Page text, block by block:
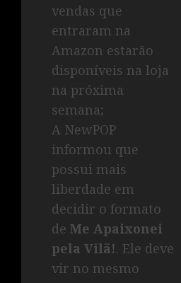
vendas que
entraram na
Amazon estarão
disponíveis na loja
na próxima
semana;
A NewPOP
informou que
possui mais
liberdade em
decidir o formato
de Me Apaixonei
pela Vilã!. Ele deve
vir no mesmo